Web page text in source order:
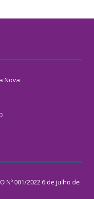
Nova
Nº 001/2022 6 de julho de